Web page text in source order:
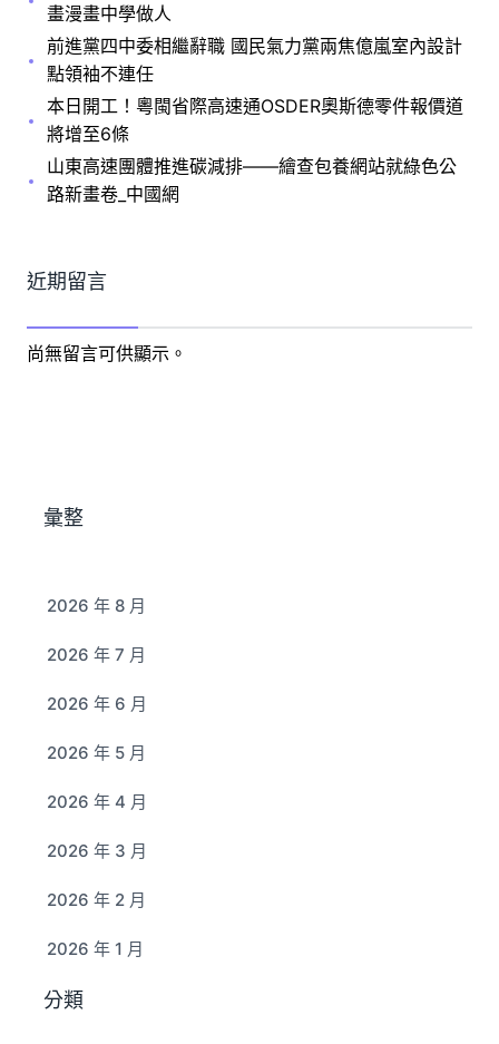
畫漫畫中學做人
前進黨四中委相繼辭職 國民氣力黨兩焦億嵐室內設計
點領袖不連任
本日開工！粵閩省際高速通OSDER奧斯德零件報價道
將增至6條
山東高速團體推進碳減排——繪查包養網站就綠色公
路新畫卷_中國網
近期留言
尚無留言可供顯示。
彙整
2026 年 8 月
2026 年 7 月
2026 年 6 月
2026 年 5 月
2026 年 4 月
2026 年 3 月
2026 年 2 月
2026 年 1 月
分類